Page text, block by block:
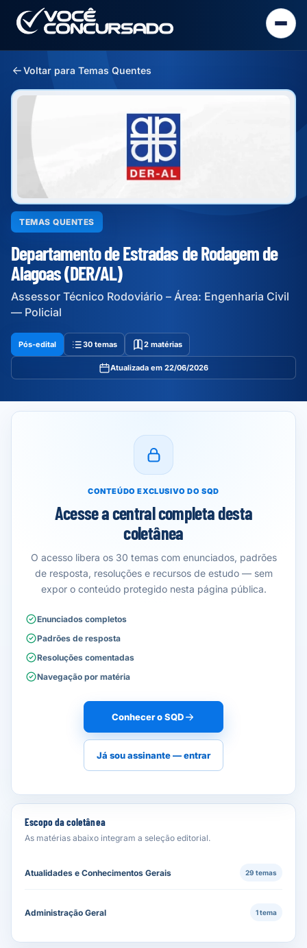
Voltar para Temas Quentes
TEMAS QUENTES
Departamento de Estradas de Rodagem de
Alagoas (DER/AL)
Assessor Técnico Rodoviário – Área: Engenharia Civil
— Policial
Pós-edital 30 temas 2 matérias
Atualizada em 22/06/2026
Escopo da coletânea
As matérias abaixo integram a seleção editorial.
Atualidades e Conhecimentos Gerais 29 temas
Administração Geral 1 tema
CONTEÚDO EXCLUSIVO DO SQD
Acesse a central completa desta
coletânea
O acesso libera os 30 temas com enunciados, padrões
de resposta, resoluções e recursos de estudo — sem
expor o conteúdo protegido nesta página pública.
Enunciados completos
Padrões de resposta
Resoluções comentadas
Navegação por matéria
Conhecer o SQD
Já sou assinante — entrar